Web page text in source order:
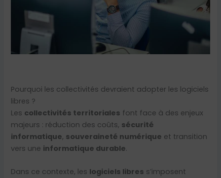
Pourquoi les collectivités devraient adopter les logiciels
libres ?
Les collectivités territoriales font face à des enjeux
majeurs : réduction des coûts, sécurité
informatique, souveraineté numérique et transition
vers une informatique durable.
Dans ce contexte, les logiciels libres s’imposent